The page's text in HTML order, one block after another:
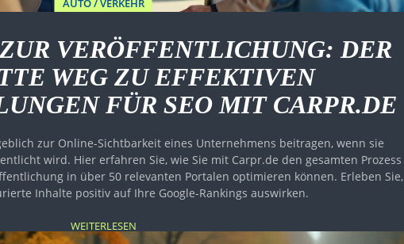
AUTO / VERKEHR
VERÖFFENTLICHUNG: DER
WEG ZU EFFEKTIVEN
FÜR SEO MIT CARPR.DE
zur Online-Sichtbarkeit eines Unternehmens beitragen, wenn sie
wird. Hier erfahren Sie, wie Sie mit Carpr.de den gesamten Prozess
in über 50 relevanten Portalen optimieren können. Erleben Sie,
Inhalte positiv auf Ihre Google-Rankings auswirken.
WEITERLESEN